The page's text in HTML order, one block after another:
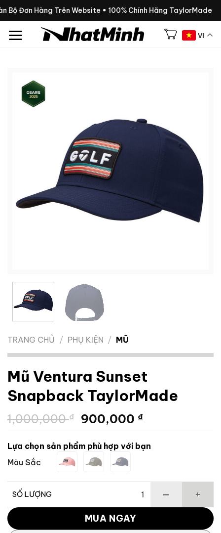
Chuyển
nội
dung
Bộ Đơn Hàng Trên Website • 100% Chính Hãng TaylorMade
VI
TRANG CHỦ / PHỤ KIỆN / MŨ
Mũ Ventura Sunset
Snapback TaylorMade
1,000,000₫
Giá
là:
1,000,000 ₫.
900,000 ₫Giá
tại
là:
Lựa chọn sản phẩm phù hợp với bạn
Màu Sắc
SỐ LƯỢNG
Mũ Ventura Sunset Snapback TaylorMade số lượng
MUA NGAY